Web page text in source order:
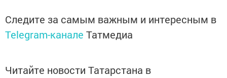
Следите за самым важным и интересным в
Telegram-канале Татмедиа
Читайте новости Татарстана в